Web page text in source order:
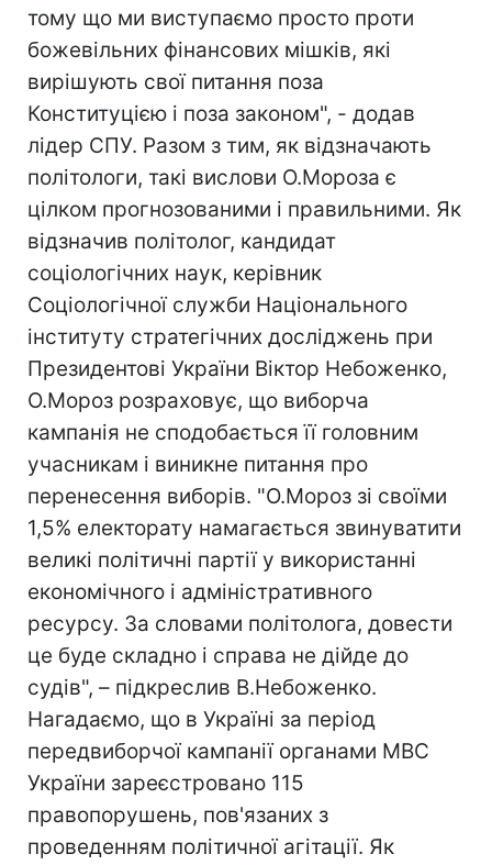
тому що ми виступаємо просто проти
божевільних фінансових мішків, які
вирішують свої питання поза
Конституцією і поза законом", - додав
лідер СПУ. Разом з тим, як відзначають
політологи, такі вислови О.Мороза є
цілком прогнозованими і правильними. Як
відзначив політолог, кандидат
соціологічних наук, керівник
Соціологічної служби Національного
інституту стратегічних досліджень при
Президентові України Віктор Небоженко,
О.Мороз розраховує, що виборча
кампанія не сподобається її головним
учасникам і виникне питання про
перенесення виборів. "О.Мороз зі своїми
1,5% електорату намагається звинуватити
великі політичні партії у використанні
економічного і адміністративного
ресурсу. За словами політолога, довести
це буде складно і справа не дійде до
судів", – підкреслив В.Небоженко.
Нагадаємо, що в Україні за період
передвиборчої кампанії органами МВС
України зареєстровано 115
правопорушень, пов'язаних з
проведенням політичної агітації. Як